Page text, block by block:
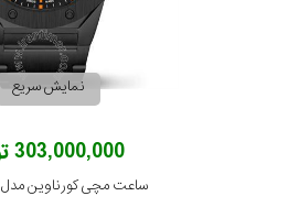
نمایش سریع
303,000,000 تومان
ساعت مچی کورناوین مدل COR.AT.05.B